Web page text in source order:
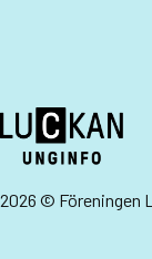
n
g
2026 © Föreningen